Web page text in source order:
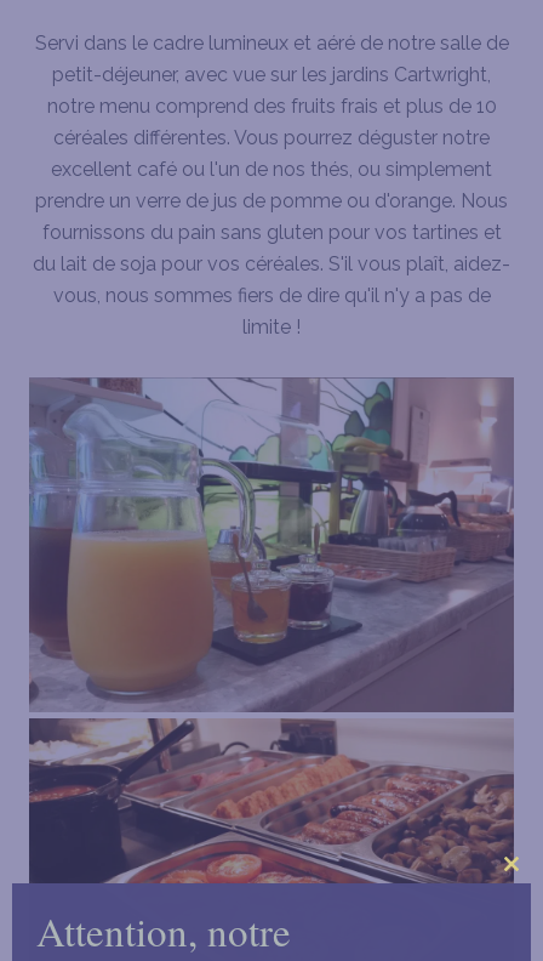
Servi dans le cadre lumineux et aéré de notre salle de
petit-déjeuner, avec vue sur les jardins Cartwright,
notre menu comprend des fruits frais et plus de 10
céréales différentes. Vous pourrez déguster notre
excellent café ou l'un de nos thés, ou simplement
prendre un verre de jus de pomme ou d'orange. Nous
fournissons du pain sans gluten pour vos tartines et
du lait de soja pour vos céréales. S'il vous plaît, aidez-
vous, nous sommes fiers de dire qu'il n'y a pas de
limite !
Attention, notre